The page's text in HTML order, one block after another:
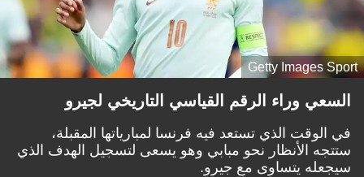
Getty Images Sport
السعي وراء الرقم القياسي التاريخي لجيرو
في الوقت الذي تستعد فيه فرنسا لمبارياتها المقبلة،
ستتجه الأنظار نحو مبابي وهو يسعى لتسجيل الهدف الذي
سيجعله يتساوى مع جيرو.